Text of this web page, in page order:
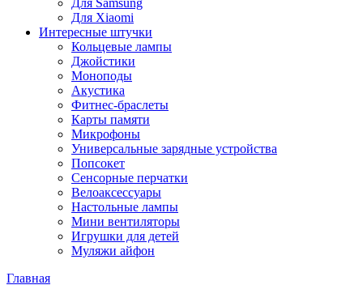
Для Samsung
Для Xiaomi
Интересные штучки
Кольцевые лампы
Джойстики
Моноподы
Акустика
Фитнес-браслеты
Карты памяти
Микрофоны
Универсальные зарядные устройства
Попсокет
Сенсорные перчатки
Велоаксессуары
Настольные лампы
Мини вентиляторы
Игрушки для детей
Муляжи айфон
Главная